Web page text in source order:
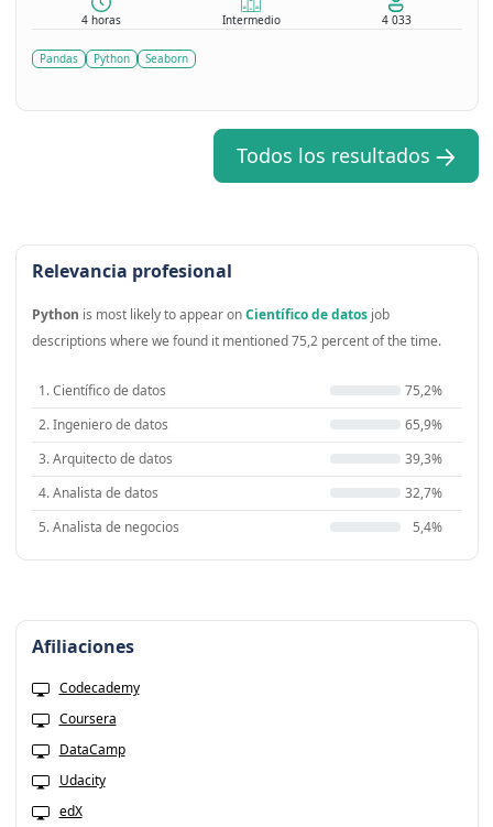
4 horas Intermedio 4 033
Pandas Python Seaborn
Todos los resultados
Relevancia profesional
Python is most likely to appear onCientífico de datosjob
descriptions where we found it mentioned 75,2 percent of the time.
1. Científico de datos
75,2%
2. Ingeniero de datos
65,9%
3. Arquitecto de datos
39,3%
4. Analista de datos
32,7%
5. Analista de negocios
5,4%
Afiliaciones
Codecademy
Coursera
DataCamp
Udacity
edX